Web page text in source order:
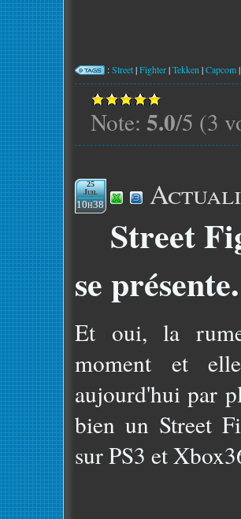
:Street|Fighter|Tekken |Capcom
Note: 5.0/5 (3
25
Juil
10h38
Street
se présente.
Et oui, la
moment et
aujourd'hui par
bien un Street
sur PS3 et